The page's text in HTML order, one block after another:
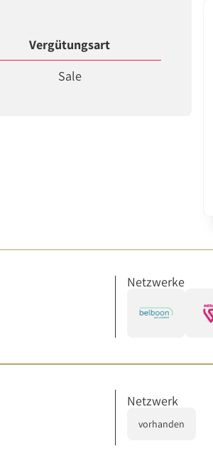
Vergütungsart
Sale
Netzwerke
Netzwerk
vorhanden